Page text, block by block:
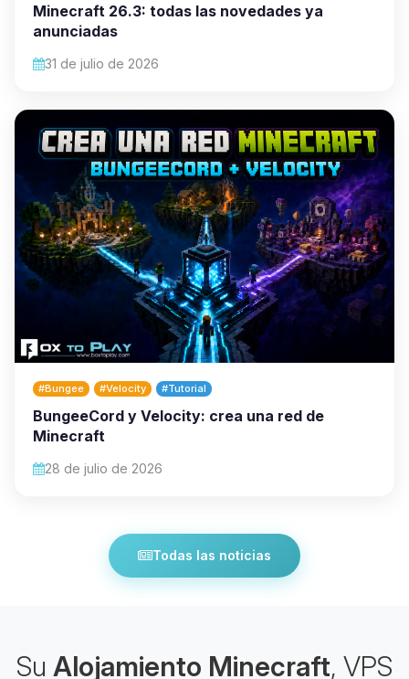
Minecraft 26.3: todas las novedades ya
anunciadas
31 de julio de 2026
#Bungee #Velocity #Tutorial
BungeeCord y Velocity: crea una red de
Minecraft
28 de julio de 2026
Todas las noticias
Su Alojamiento Minecraft, VPS